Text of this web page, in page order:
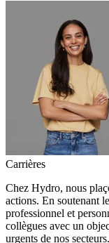
Carrières
Chez Hydro, nous
actions. En soutenant
professionnel et
collègues avec un
urgents de nos secteurs.